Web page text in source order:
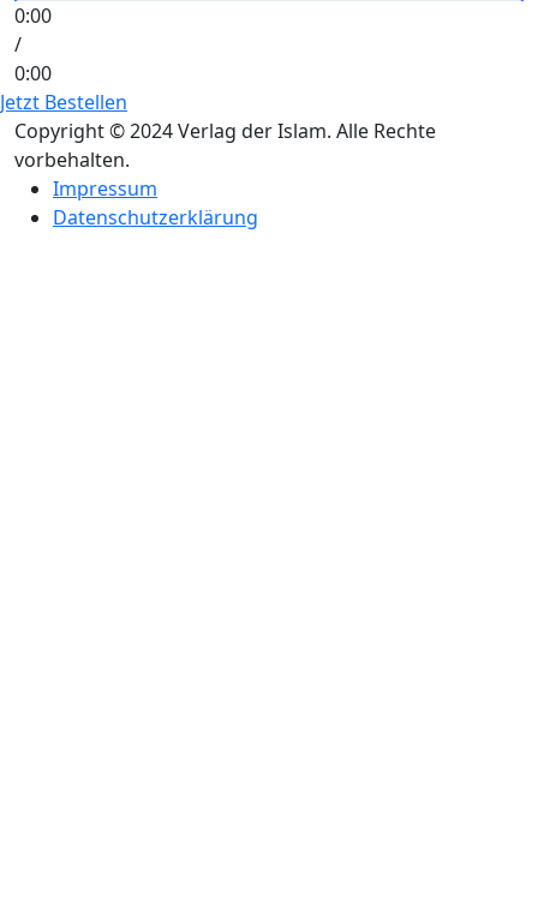
0:00
/
0:00
Jetzt Bestellen
Copyright © 2024 Verlag der Islam. Alle Rechte
vorbehalten.
Impressum
Datenschutzerklärung